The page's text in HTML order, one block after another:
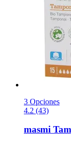
3 Opciones
4.2 (43)
masmi